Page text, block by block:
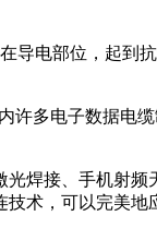
导电部位，起到
许多电子数据电
焊接、手机射频
术，可以完美地